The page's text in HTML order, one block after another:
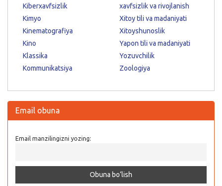
Kiberxavfsizlik
Kimyo
Kinematografiya
Kino
Klassika
Kommunikatsiya
xavfsizlik va rivojlanish
Xitoy tili va madaniyati
Xitoyshunoslik
Yapon tili va madaniyati
Yozuvchilik
Zoologiya
Email obuna
Email manzilingizni yozing: